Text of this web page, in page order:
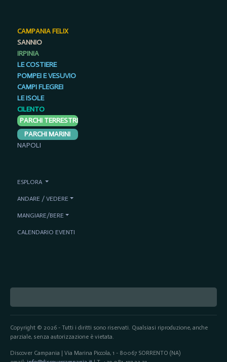
Copyright © 2026 - Tutti i diritti sono riservati. Qualsiasi riproduzione, anche
parziale, senza autorizzazione è vietata.
Discover Campania | Via Marina Piccola, 1 - 80067 SORRENTO (NA)
CAMPANIA FELIX
SANNIO
IRPINIA
LE COSTIERE
POMPEI E VESUVIO
CAMPI FLEGREI
LE ISOLE
CILENTO
PARCHI TERRESTRI
PARCHI MARINI
NAPOLI
ESPLORA
ANDARE / VEDERE
MANGIARE/BERE
CALENDARIO EVENTI